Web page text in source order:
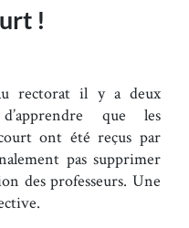
!
rectorat il y a deux
que les
ont été reçus par
pas supprimer
des professeurs. Une